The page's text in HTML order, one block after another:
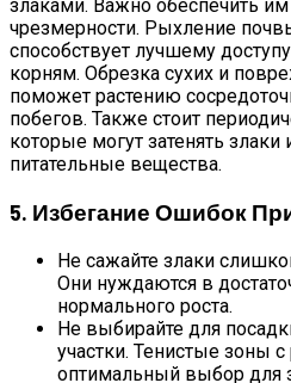
злаками. Важно обеспечить
чрезмерности. Рыхление
способствует лучшему
корням. Обрезка сухих и
поможет растению
побегов. Также стоит
которые могут затенять
питательные вещества.
5. Избегание Ошибок
Не сажайте злаки
Они нуждаются в
нормального роста.
Не выбирайте для
участки. Тенистые зоны
оптимальный выбор для